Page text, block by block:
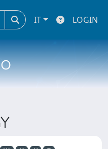
IT LOGIN